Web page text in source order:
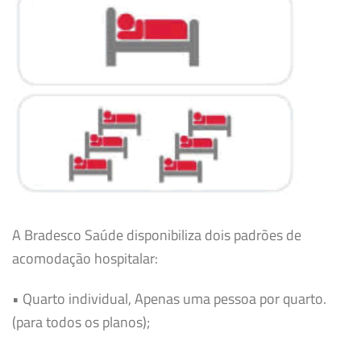
A Bradesco Saúde disponibiliza dois padrões de
acomodação hospitalar:
• Quarto individual, Apenas uma pessoa por quarto.
(para todos os planos);